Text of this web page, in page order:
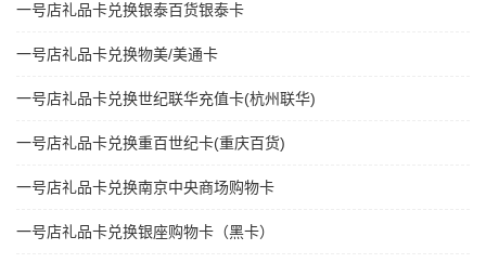
一号店礼品卡兑换银泰百货银泰卡
一号店礼品卡兑换物美/美通卡
一号店礼品卡兑换世纪联华充值卡(杭州联华)
一号店礼品卡兑换重百世纪卡(重庆百货)
一号店礼品卡兑换南京中央商场购物卡
一号店礼品卡兑换银座购物卡（黑卡）